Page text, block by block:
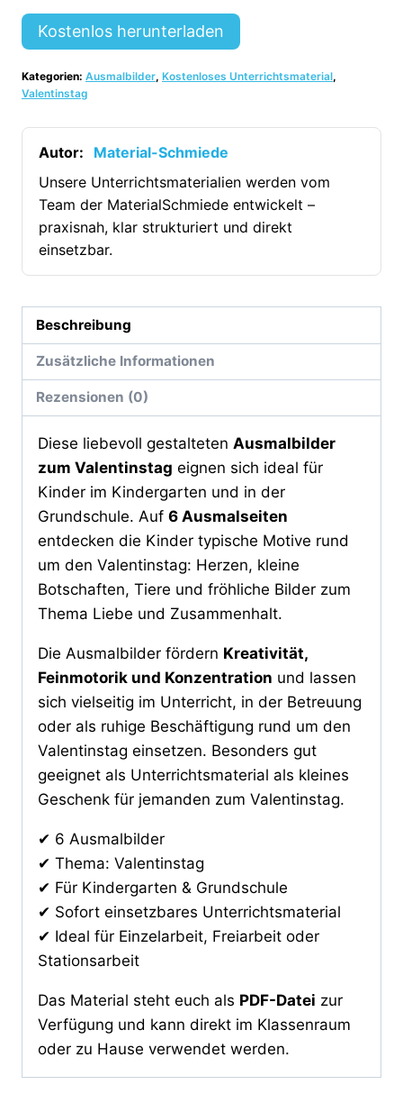
Kostenlos herunterladen
Kategorien: Ausmalbilder, Kostenloses Unterrichtsmaterial,
Valentinstag
Autor:
Material-Schmiede
Unsere Unterrichtsmaterialien werden vom
Team der MaterialSchmiede entwickelt –
praxisnah, klar strukturiert und direkt
einsetzbar.
Beschreibung
Zusätzliche Informationen
Rezensionen (0)
Diese liebevoll gestalteten Ausmalbilder
zum Valentinstag eignen sich ideal für
Kinder im Kindergarten und in der
Grundschule. Auf 6 Ausmalseiten
entdecken die Kinder typische Motive rund
um den Valentinstag: Herzen, kleine
Botschaften, Tiere und fröhliche Bilder zum
Thema Liebe und Zusammenhalt.
Die Ausmalbilder fördern Kreativität,
Feinmotorik und Konzentration und lassen
sich vielseitig im Unterricht, in der Betreuung
oder als ruhige Beschäftigung rund um den
Valentinstag einsetzen. Besonders gut
geeignet als Unterrichtsmaterial als kleines
Geschenk für jemanden zum Valentinstag.
✔ 6 Ausmalbilder
✔ Thema: Valentinstag
✔ Für Kindergarten & Grundschule
✔ Sofort einsetzbares Unterrichtsmaterial
✔ Ideal für Einzelarbeit, Freiarbeit oder
Stationsarbeit
Das Material steht euch als PDF-Datei zur
Verfügung und kann direkt im Klassenraum
oder zu Hause verwendet werden.